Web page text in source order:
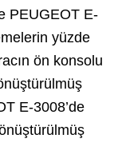
PEUGEOT E-
yüzde
ön konsolu
E-3008’de